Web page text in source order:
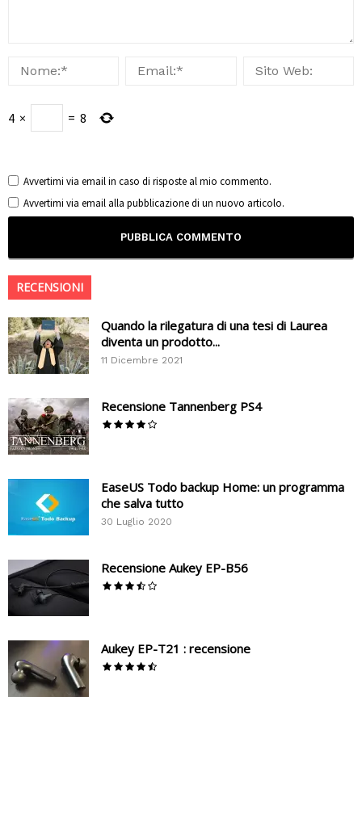
4 × = 8
Avvertimi via email in caso di risposte al mio commento.
Avvertimi via email alla pubblicazione di un nuovo articolo.
RECENSIONI
Quando la rilegatura di una tesi di Laurea
diventa un prodotto...
11 Dicembre 2021
Recensione Tannenberg PS4
EaseUS Todo backup Home: un programma
che salva tutto
30 Luglio 2020
Recensione Aukey EP-B56
Aukey EP-T21 : recensione